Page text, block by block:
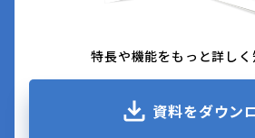
特長や機能をもっと詳し
資料をダウン